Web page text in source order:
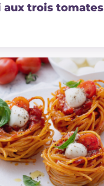
aux trois tomates